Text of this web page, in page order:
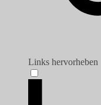
Links hervorheben